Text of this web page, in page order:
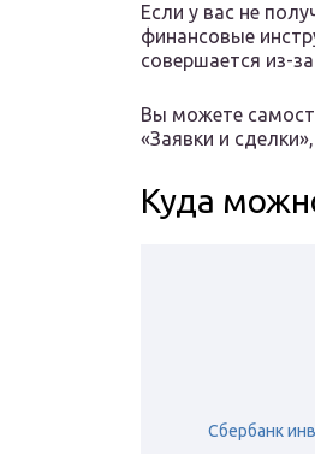
Если у вас не
финансовые
совершается из-
Вы можете
«Заявки и
Куда
Сбербанк